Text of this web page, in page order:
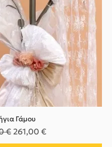
Γάμου
τιμή
€ Τιμή Έκπτωσης
261,00 €